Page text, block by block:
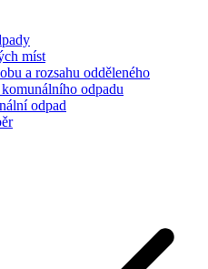
míst
a rozsahu odděleného
odpadu
odpad